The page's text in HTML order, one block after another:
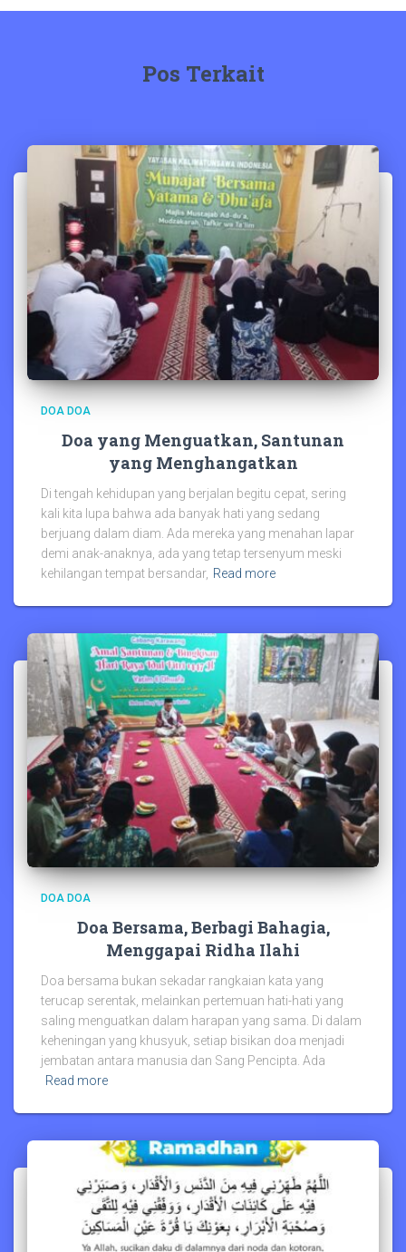
Pos Terkait
DOA DOA
Doa yang Menguatkan, Santunan
yang Menghangatkan
Di tengah kehidupan yang berjalan begitu cepat, sering
kali kita lupa bahwa ada banyak hati yang sedang
berjuang dalam diam. Ada mereka yang menahan lapar
demi anak-anaknya, ada yang tetap tersenyum meski
kehilangan tempat bersandar, Read more
DOA DOA
Doa Bersama, Berbagi Bahagia,
Menggapai Ridha Ilahi
Doa bersama bukan sekadar rangkaian kata yang
terucap serentak, melainkan pertemuan hati-hati yang
saling menguatkan dalam harapan yang sama. Di dalam
keheningan yang khusyuk, setiap bisikan doa menjadi
jembatan antara manusia dan Sang Pencipta. Ada
Read more